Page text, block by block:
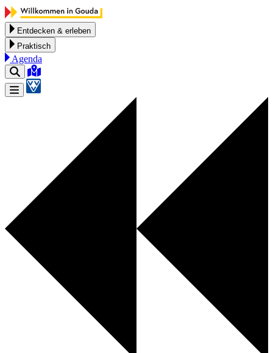
Zum Inhalt springen
Entdecken & erleben
Praktisch
Agenda